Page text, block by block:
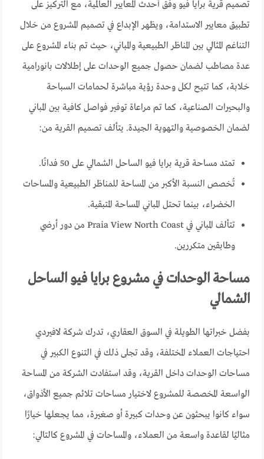
تصميم قرية برايا فيو وفق أحدث المعايير العالمية، مع التركيز على
تطبيق معايير الاستدامة، ويظهر الإبداع في تصميم المشروع من خلال
التناغم المثالي بين المناظر الطبيعية والمباني، حيث تم بناء المشروع على
عدة مصاطب لضمان حصول جميع الوحدات على إطلالات بانورامية
خلابة، كما تتيح لكل وحدة رؤية مباشرة لحمامات السباحة
والبحيرات الصناعية، كما تم مراعاة توفير فواصل كافية بين المباني
لضمان الخصوصية والتهوية الجيدة. يتألف تصميم القرية من:
تمتد مساحة قرية برايا فيو الساحل الشمالي على 50 فدانًا.
تُخصص النسبة الأكبر من المساحة للمناظر الطبيعية والمساحات
الخضراء، بينما تحتل المباني المساحة المتبقية.
تتألف المباني في Praia View North Coast من دور أرضي
وطابقين متكررين.
مساحة الوحدات في مشروع برايا فيو الساحل
الشمالي
بفضل خبراتها الطويلة في السوق العقاري، تدرك شركة لافيردي
احتياجات العملاء المختلفة، وقد تجلى ذلك في التنوع الكبير في
مساحات الوحدات داخل القرية، وقد استفادت الشركة من المساحة
الواسعة المخصصة للمشروع لاختيار مساحات تلائم جميع الأذواق،
سواء كانوا يبحثون عن وحدات كبيرة أو صغيرة، مما يجعلها خيارًا
مثاليًا لقاعدة واسعة من العملاء، والمساحات في المشروع كالتالي: